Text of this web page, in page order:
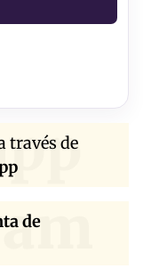
través de
de